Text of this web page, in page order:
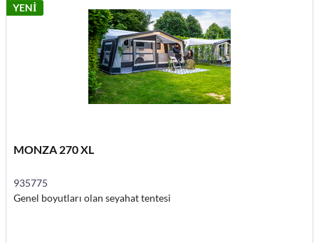
YENİ
MONZA 270 XL
935775
Genel boyutları olan seyahat tentesi